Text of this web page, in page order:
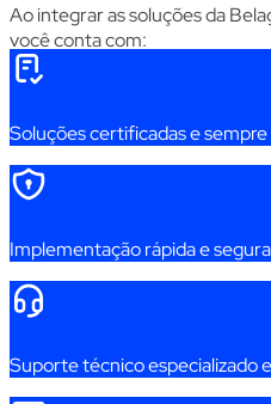
Ao integrar as soluções da
você conta com:
Soluções certificadas e sempre
Implementação rápida e segura
Suporte técnico especializado